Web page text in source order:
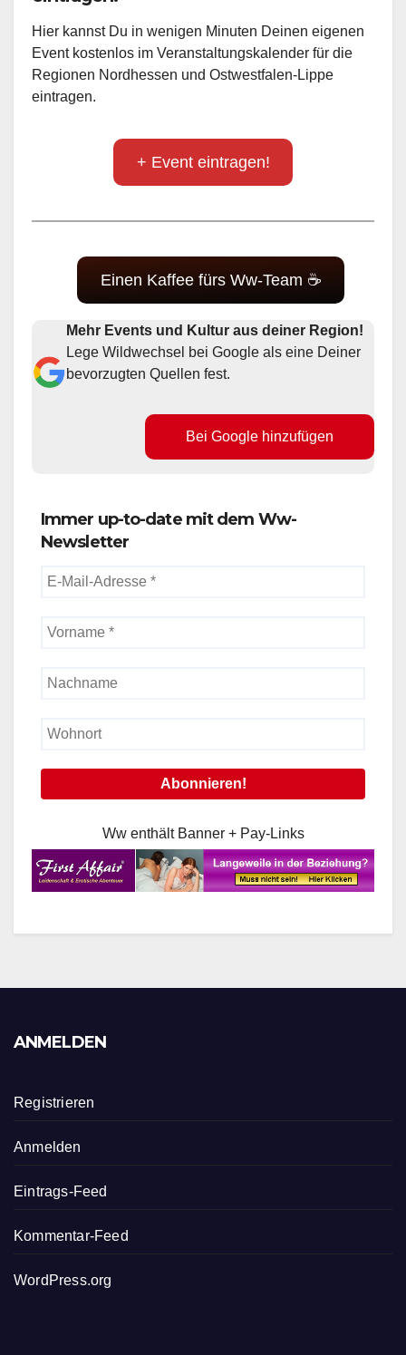
Hier kannst Du in wenigen Minuten Deinen eigenen
Event kostenlos im Veranstaltungskalender für die
Regionen Nordhessen und Ostwestfalen-Lippe
eintragen.
+ Event eintragen!
Einen Kaffee fürs Ww-Team ☕
Mehr Events und Kultur aus deiner Region!
Lege Wildwechsel bei Google als eine Deiner
bevorzugten Quellen fest.
Bei Google hinzufügen
Immer up-to-date mit dem Ww-
Newsletter
Ww enthält Banner + Pay-Links
ANMELDEN
Registrieren
Anmelden
Eintrags-Feed
Kommentar-Feed
WordPress.org